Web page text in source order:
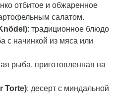
отбитое и обжаренное
салатом.
: традиционное блюдо
с начинкой из мяса или
рыба, приготовленная на
Torte): десерт с миндальной